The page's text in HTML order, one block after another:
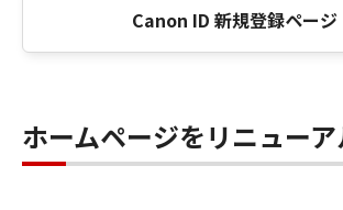
Canon ID 新規登録ページ
ホームページをリニュー